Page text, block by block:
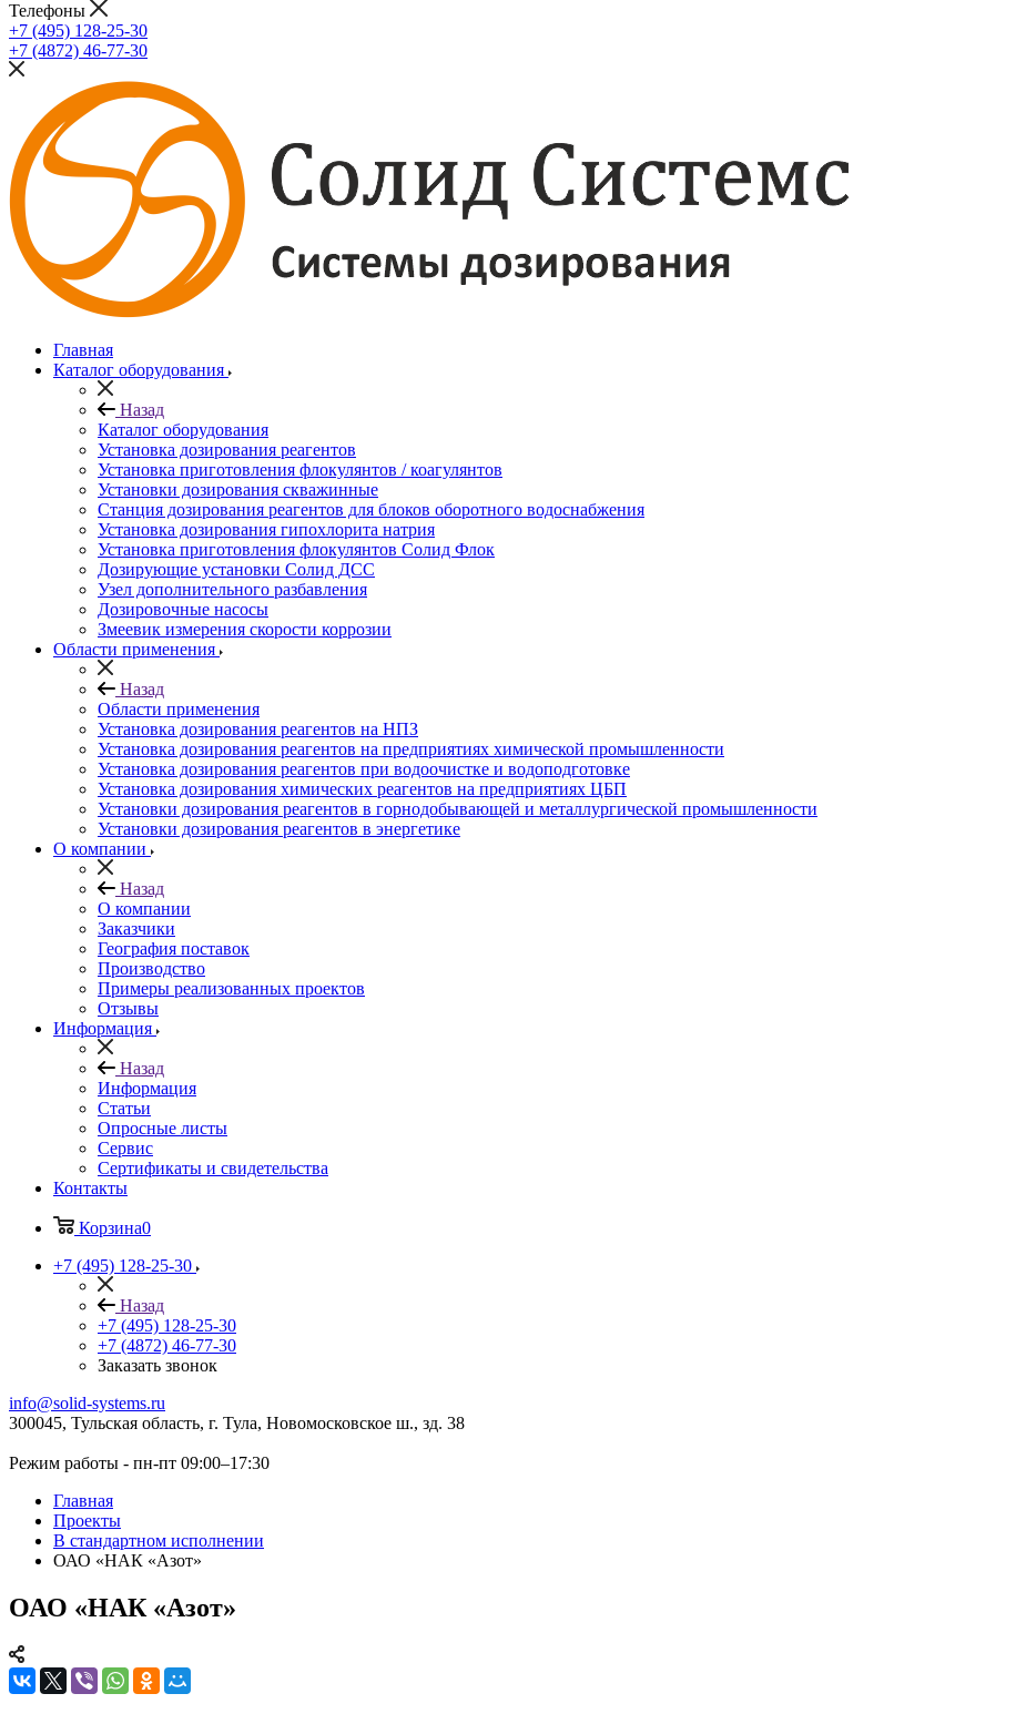
Телефоны
+7 (495) 128-25-30
+7 (4872) 46-77-30
Главная
Каталог оборудования
Назад
Каталог оборудования
Установка дозирования реагентов
Установка приготовления флокулянтов / коагулянтов
Установки дозирования скважинные
Станция дозирования реагентов для блоков оборотного водоснабжения
Установка дозирования гипохлорита натрия
Установка приготовления флокулянтов Солид Флок
Дозирующие установки Солид ДСС
Узел дополнительного разбавления
Дозировочные насосы
Змеевик измерения скорости коррозии
Области применения
Назад
Области применения
Установка дозирования реагентов на НПЗ
Установка дозирования реагентов на предприятиях химической промышленности
Установка дозирования реагентов при водоочистке и водоподготовке
Установка дозирования химических реагентов на предприятиях ЦБП
Установки дозирования реагентов в горнодобывающей и металлургической промышленности
Установки дозирования реагентов в энергетике
О компании
Назад
О компании
Заказчики
География поставок
Производство
Примеры реализованных проектов
Отзывы
Информация
Назад
Информация
Статьи
Опросные листы
Сервис
Сертификаты и свидетельства
Контакты
Корзина0
+7 (495) 128-25-30
Назад
+7 (495) 128-25-30
+7 (4872) 46-77-30
Заказать звонок
info@solid-systems.ru
300045, Тульская область, г. Тула, Новомосковское ш., зд. 38
Режим работы - пн-пт 09:00–17:30
Главная
Проекты
В стандартном исполнении
ОАО «НАК «Азот»
ОАО «НАК «Азот»